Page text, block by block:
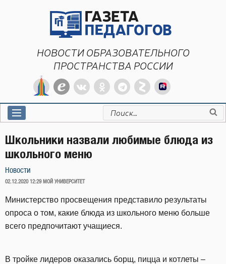
НОВОСТИ ОБРАЗОВАТЕЛЬНОГО
ПРОСТРАНСТВА РОССИИ
Искать:
Школьники назвали любимые блюда из
школьного меню
Новости
ОПУБЛИКОВАНО
02.12.2020 12:29 МОЙ УНИВЕРСИТЕТ
Министерство просвещения представило результаты
опроса о том, какие блюда из школьного меню больше
всего предпочитают учащиеся.
В тройке лидеров оказались борщ, пицца и котлеты –